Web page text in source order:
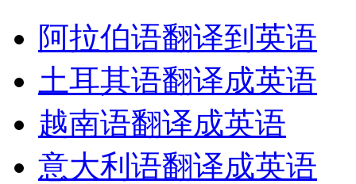
阿拉伯语翻译到英语
土耳其语翻译成英语
越南语翻译成英语
意大利语翻译成英语